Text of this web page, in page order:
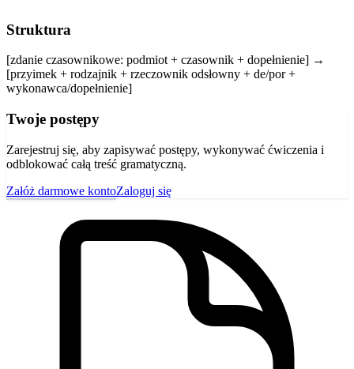
Struktura
[zdanie czasownikowe: podmiot + czasownik + dopełnienie] →
[przyimek + rodzajnik + rzeczownik odsłowny + de/por +
wykonawca/dopełnienie]
Twoje postępy
Zarejestruj się, aby zapisywać postępy, wykonywać ćwiczenia i
odblokować całą treść gramatyczną.
Załóż darmowe kontoZaloguj się